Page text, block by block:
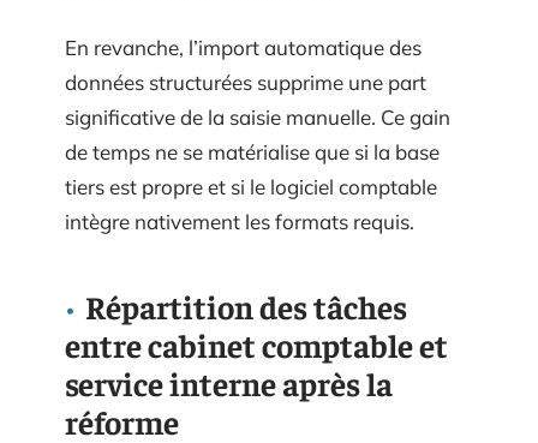
En revanche, l’import automatique des
données structurées supprime une part
significative de la saisie manuelle. Ce gain
de temps ne se matérialise que si la base
tiers est propre et si le logiciel comptable
intègre nativement les formats requis.
Répartition des tâches
entre cabinet comptable et
service interne après la
réforme